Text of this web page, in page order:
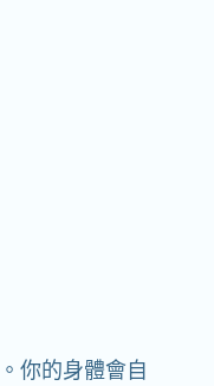
你的身體會自